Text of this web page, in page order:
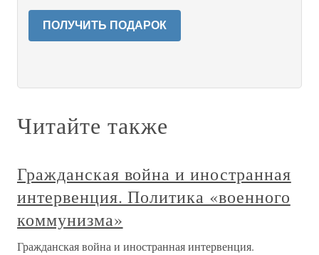
ПОЛУЧИТЬ ПОДАРОК
Читайте также
Гражданская война и иностранная
интервенция. Политика «военного
коммунизма»
Гражданская война и иностранная интервенция.